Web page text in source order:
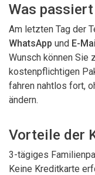
Was
Am letzten Tag der
WhatsApp und E-
Wunsch können Sie
kostenpflichtigen
fahren nahtlos fort,
ändern.
Vorteile der
3-tägiges
Keine Kreditkarte